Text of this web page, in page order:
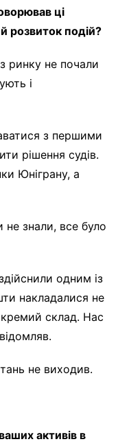
ці
розвиток подій?
ринку не почали
і
з першими
рішення судів.
Юніграну, а
знали, все було
одним із
накладалися не
склад. Нас
не виходив.
активів в